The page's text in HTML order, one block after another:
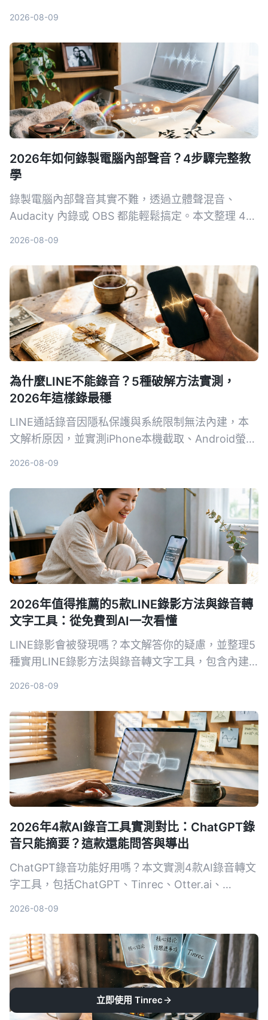
2026-08-09
2026年如何錄製電腦內部聲音？4步驟完整教
學
錄製電腦內部聲音其實不難，透過立體聲混音、
Audacity 內錄或 OBS 都能輕鬆搞定。本文整理 4
2026-08-09
為什麼LINE不能錄音？5種破解方法實測，
2026年這樣錄最穩
LINE通話錄音因隱私保護與系統限制無法內建，本
文解析原因，並實測iPhone本機截取、Android螢幕
2026-08-09
2026年值得推薦的5款LINE錄影方法與錄音轉
文字工具：從免費到AI一次看懂
LINE錄影會被發現嗎？本文解答你的疑慮，並整理5
種實用LINE錄影方法與錄音轉文字工具，包含內建
2026-08-09
2026年4款AI錄音工具實測對比：ChatGPT錄
音只能摘要？這款還能問答與導出
ChatGPT錄音功能好用嗎？本文實測4款AI錄音轉文
字工具，包括ChatGPT、Tinrec、Otter.ai、
程與訪談錄音。
2026-08-09
立即使用 Tinrec